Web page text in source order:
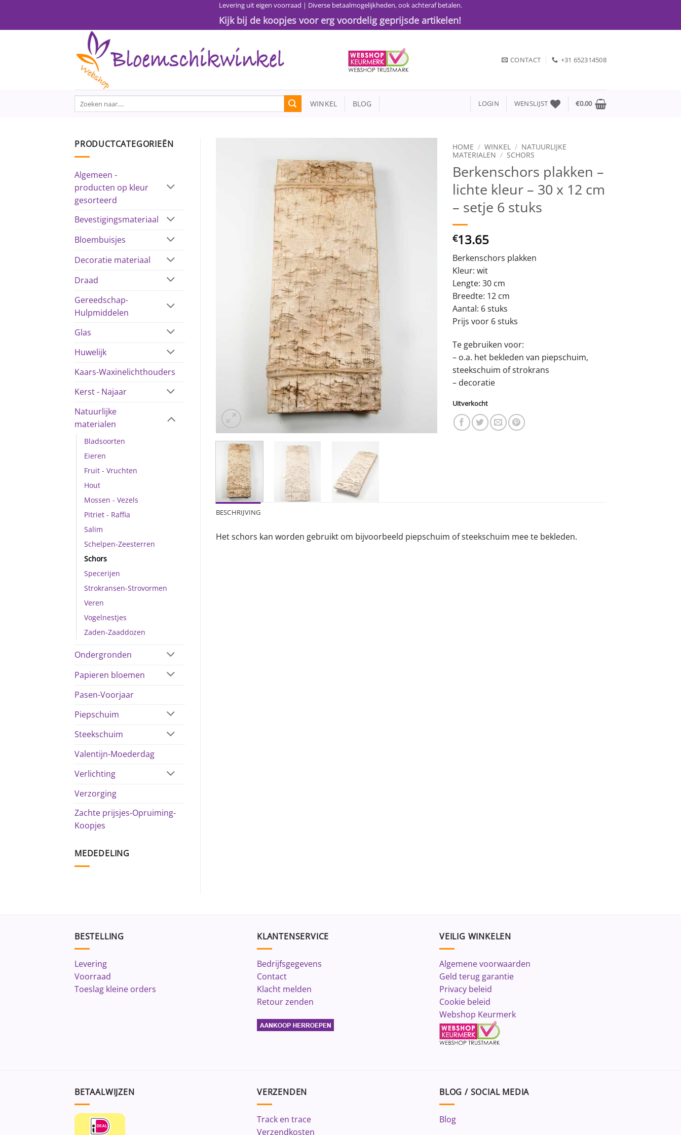
inhoud
Levering uit eigen voorraad | Diverse betaalmogelijkheden, ook achteraf betalen.
Kijk bij de koopjes voor erg voordelig geprijsde artikelen!
CONTACT +31 652314508
Zoeken
naar:
WINKEL BLOG LOGIN WENSLIJST €0.00
PRODUCTCATEGORIEËN
Algemeen -
producten op kleur
gesorteerd
Bevestigingsmateriaal
Bloembuisjes
Decoratie materiaal
Draad
Gereedschap-
Hulpmiddelen
Glas
Huwelijk
Kaars-Waxinelichthouders
Kerst - Najaar
Natuurlijke
materialen
Bladsoorten
Eieren
Fruit - Vruchten
Hout
Mossen - Vezels
Pitriet - Raffia
Salim
Schelpen-Zeesterren
Schors
Specerijen
Strokransen-Strovormen
Veren
Vogelnestjes
Zaden-Zaaddozen
Ondergronden
Papieren bloemen
Pasen-Voorjaar
Piepschuim
Steekschuim
Valentijn-Moederdag
Verlichting
Verzorging
Zachte prijsjes-Opruiming-
Koopjes
MEDEDELING
HOME / WINKEL / NATUURLIJKE
MATERIALEN / SCHORS
Berkenschors plakken –
lichte kleur – 30 x 12 cm
– setje 6 stuks
€13.65
Berkenschors plakken
Kleur: wit
Lengte: 30 cm
Breedte: 12 cm
Aantal: 6 stuks
Prijs voor 6 stuks
Te gebruiken voor:
– o.a. het bekleden van piepschuim,
steekschuim of strokrans
– decoratie
Uitverkocht
BESCHRIJVING
Het schors kan worden gebruikt om bijvoorbeeld piepschuim of steekschuim mee te bekleden.
BESTELLING
Levering
Voorraad
Toeslag kleine orders
KLANTENSERVICE
Bedrijfsgegevens
Contact
Klacht melden
Retour zenden
VEILIG WINKELEN
Algemene voorwaarden
Geld terug garantie
Privacy beleid
Cookie beleid
Webshop Keurmerk
BETAALWIJZEN VERZENDEN
Track en trace
Verzendkosten
BLOG / SOCIAL MEDIA
Blog